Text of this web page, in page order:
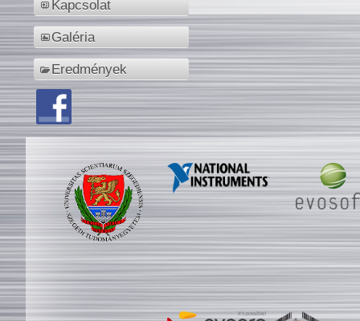
Kapcsolat
Galéria
Eredmények